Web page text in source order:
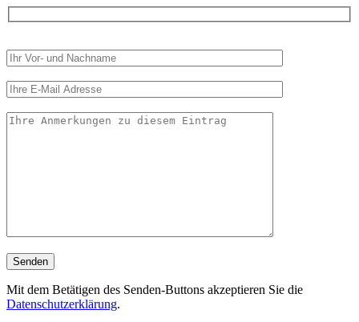
Mit dem Betätigen des Senden-Buttons akzeptieren Sie die
Datenschutzerklärung.